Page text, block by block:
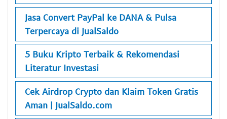
Jasa Convert PayPal ke DANA & Pulsa
Terpercaya di JualSaldo
5 Buku Kripto Terbaik & Rekomendasi
Literatur Investasi
Cek Airdrop Crypto dan Klaim Token Gratis
Aman | JualSaldo.com